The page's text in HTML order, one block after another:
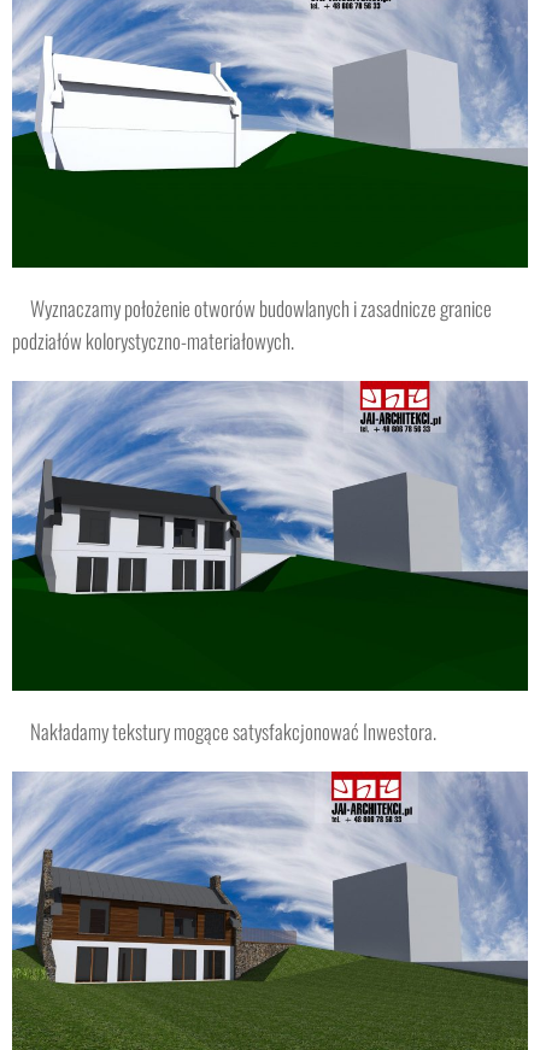
Wyznaczamy położenie otworów budowlanych i zasadnicze granice
podziałów kolorystyczno-materiałowych.
Nakładamy tekstury mogące satysfakcjonować Inwestora.